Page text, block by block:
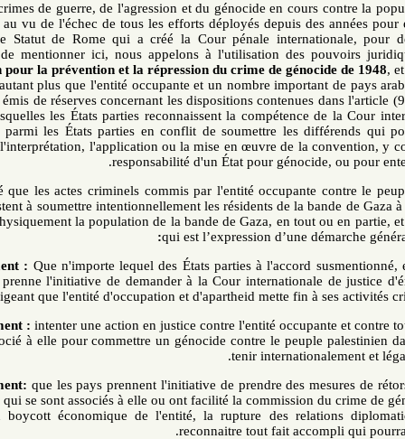
Au vu des crimes de guerre, de l'agression et du génocide en cours
de Gaza, et au vu de l'échec de tous les efforts déployés depuis
établi par le Statut de Rome qui a créé la Cour pénale
impossible de mentionner ici, nous appelons à l'utilisation des
Convention pour la prévention et la répression du crime de
rapporte, d'autant plus que l'entité occupante et un nombre
et n'ont pas émis de réserves concernant les dispositions contenues
en vertu desquelles les États parties reconnaissent la compétence
toute partie parmi les États parties en conflit de soumettre les
concernant l'interprétation, l'application ou la mise en œuvre de la
responsabilité d'un État pour
Étant donné que les actes criminels commis par l'entité occupante
Gaza consistent à soumettre intentionnellement les résidents de la
à détruire physiquement la population de la bande de Gaza, en tout
qui est l’expression d’une
Premièrement :Que n'importe lequel des États parties à l'accord
islamiques, prenne l'initiative de demander à la Cour
exigeant que l'entité d'occupation et d'apartheid mette fin à
Deuxièmement :intenter une action en justice contre l'entité
ou s'est associé à elle pour commettre un génocide contre le
tenir
Troisièmement:que les pays prennent l'initiative de prendre des
contre ceux qui se sont associés à elle ou ont facilité la commission
compris un boycott économique de l'entité, la rupture des
reconnaitre tout fait